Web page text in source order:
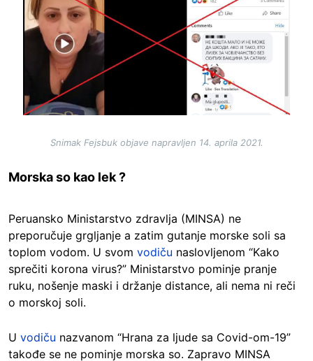
Snimak Fejsbuk objave napravljen 14. aprila 2021.
Morska so kao lek ?
Peruansko Ministarstvo zdravlja (MINSA) ne
preporučuje grgljanje a zatim gutanje morske soli sa
toplom vodom. U svom vodiču naslovljenom “Kako
sprečiti korona virus?” Ministarstvo pominje pranje
ruku, nošenje maski i držanje distance, ali nema ni reči
o morskoj soli.
U vodiču nazvanom “Hrana za ljude sa Covid-om-19”
takođe se ne pominje morska so. Zapravo MINSA